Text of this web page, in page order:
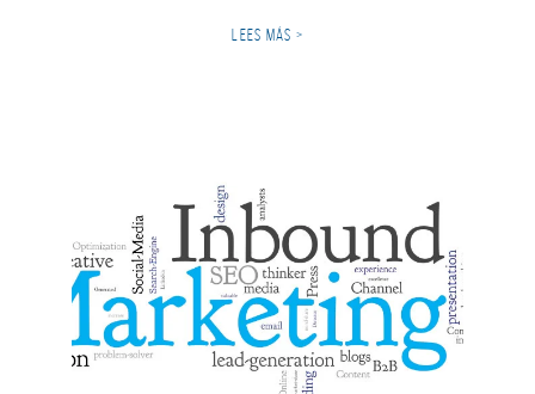
LEES MÁS >